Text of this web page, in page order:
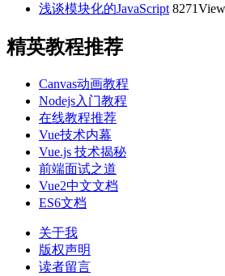
浅谈模块化的JavaScript
精英教程推荐
Canvas动画教程
Nodejs入门教程
在线教程推荐
Vue技术内幕
Vue.js 技术揭秘
前端面试之道
Vue2中文文档
ES6文档
关于我
版权声明
读者留言